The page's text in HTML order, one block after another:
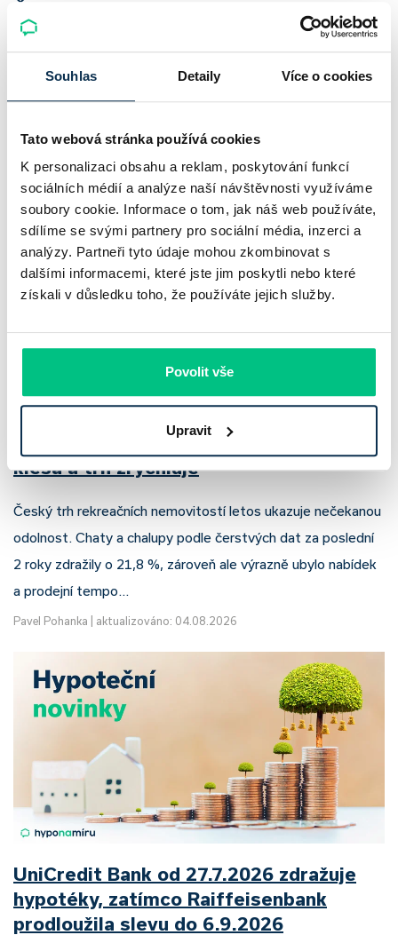
Souhlas Detaily Více o cookies
Tato webová stránka používá cookies
K personalizaci obsahu a reklam, poskytování funkcí
sociálních médií a analýze naší návštěvnosti využíváme
soubory cookie. Informace o tom, jak náš web používáte,
sdílíme se svými partnery pro sociální média, inzerci a
analýzy. Partneři tyto údaje mohou zkombinovat s
dalšími informacemi, které jste jim poskytli nebo které
získali v důsledku toho, že používáte jejich služby.
Povolit vše
Upravit
ČNB ponechala sazby na 3,75 %: co
čekat do konce roku
Česká národní banka na srpnovém zasedání ponechala
základní úrokovou sazbu na 3,75 % a po červnovém zvýšení
přešla do vyčkávacího režimu. Samotné rozhodnutí je jasné.
Mnohem méně jasný je ale…
Pavel Pohanka |aktualizováno: 10.08.2026
Chaty a chalupy v ČR zdražují, nabídka
klesá a trh zrychluje
Český trh rekreačních nemovitostí letos ukazuje nečekanou
odolnost. Chaty a chalupy podle čerstvých dat za poslední
2 roky zdražily o 21,8 %, zároveň ale výrazně ubylo nabídek
a prodejní tempo…
Pavel Pohanka aktualizováno: 04.08.2026
UniCredit Bank od 27.7.2026 zdražuje
hypotéky, zatímco Raiffeisenbank
prodloužila slevu do 6.9.2026